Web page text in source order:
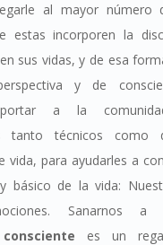
al mayor número
estas incorporen la
sus vidas, y de esa
y de
a la
tanto técnicos como
vida, para ayudarles a
básico de la vida:
Sanarnos a
es un